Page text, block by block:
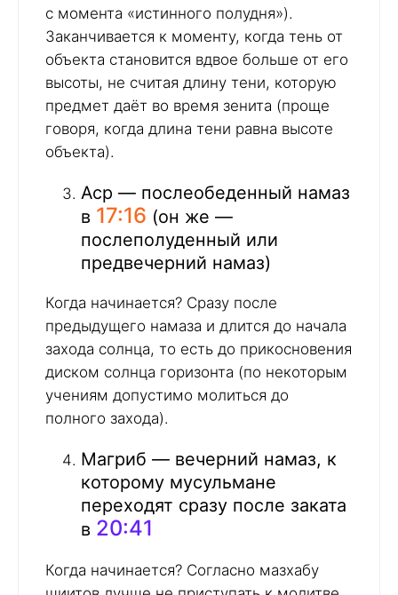
с момента «истинного полудня»).
Заканчивается к моменту, когда тень от
объекта становится вдвое больше от его
высоты, не считая длину тени, которую
предмет даёт во время зенита (проще
говоря, когда длина тени равна высоте
объекта).
Аср — послеобеденный намаз
в 17:16 (он же —
послеполуденный или
предвечерний намаз)
Когда начинается? Сразу после
предыдущего намаза и длится до начала
захода солнца, то есть до прикосновения
диском солнца горизонта (по некоторым
учениям допустимо молиться до
полного захода).
Магриб — вечерний намаз, к
которому мусульмане
переходят сразу после заката
в 20:41
Когда начинается? Согласно мазхабу